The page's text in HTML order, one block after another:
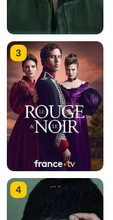
3
4